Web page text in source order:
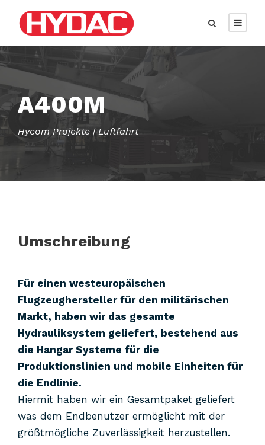
A400M
Hycom Projekte | Luftfahrt
Umschreibung
Für einen westeuropäischen
Flugzeughersteller für den militärischen
Markt, haben wir das gesamte
Hydrauliksystem geliefert, bestehend aus
die Hangar Systeme für die
Produktionslinien und mobile Einheiten für
die Endlinie.
Hiermit haben wir ein Gesamtpaket geliefert
was dem Endbenutzer ermöglicht mit der
größtmögliche Zuverlässigkeit herzustellen.